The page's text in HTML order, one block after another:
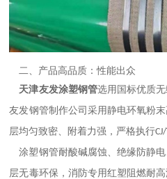
二、产品高品质：性能出众
天津友发涂塑钢管选用国标优质
友发钢管制作公司采用静电环氧粉
层均匀致密、附着力强，严格执行
涂塑钢管耐酸碱腐蚀、绝缘防静
层无毒环保，消防专用红塑阻燃耐